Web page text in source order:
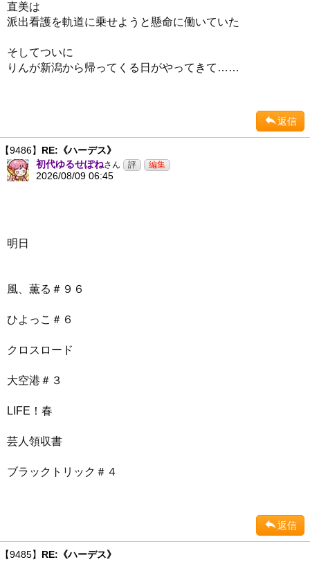
直美は
派出看護を軌道に乗せようと懸命に働いていた
そしてついに
りんが新潟から帰ってくる日がやってきて……
返信
【9486】 RE:《ハーデス》
初代ゆるせぽねさん
2026/08/09 06:45
明日
風、薫る＃９６
ひよっこ＃６
クロスロード
大空港＃３
LIFE！春
芸人領収書
ブラックトリック＃４
返信
【9485】 RE:《ハーデス》